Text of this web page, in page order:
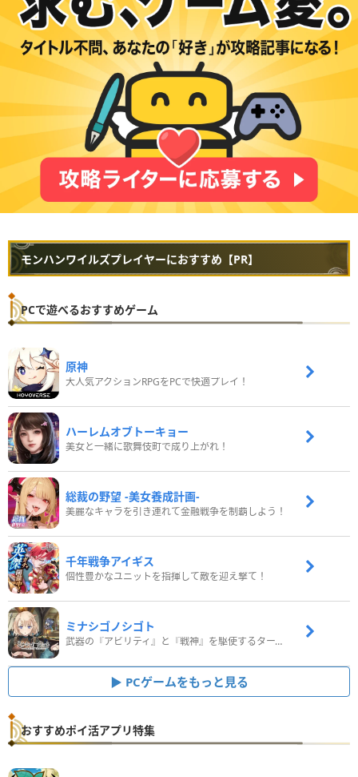
モンハンワイルズプレイヤーにおすすめ【PR】
PCで遊べるおすすめゲーム
原神
大人気アクションRPGをPCで快適プレイ！
ハーレムオブトーキョー
美女と一緒に歌舞伎町で成り上がれ！
総裁の野望 -美女養成計画-
美麗なキャラを引き連れて金融戦争を制覇しよう！
千年戦争アイギス
個性豊かなユニットを指揮して敵を迎え撃て！
ミナシゴノシゴト
武器の『アビリティ』と『戦神』を駆使するターン制コマンドバトルRPG！
PCゲームをもっと見る
おすすめポイ活アプリ特集